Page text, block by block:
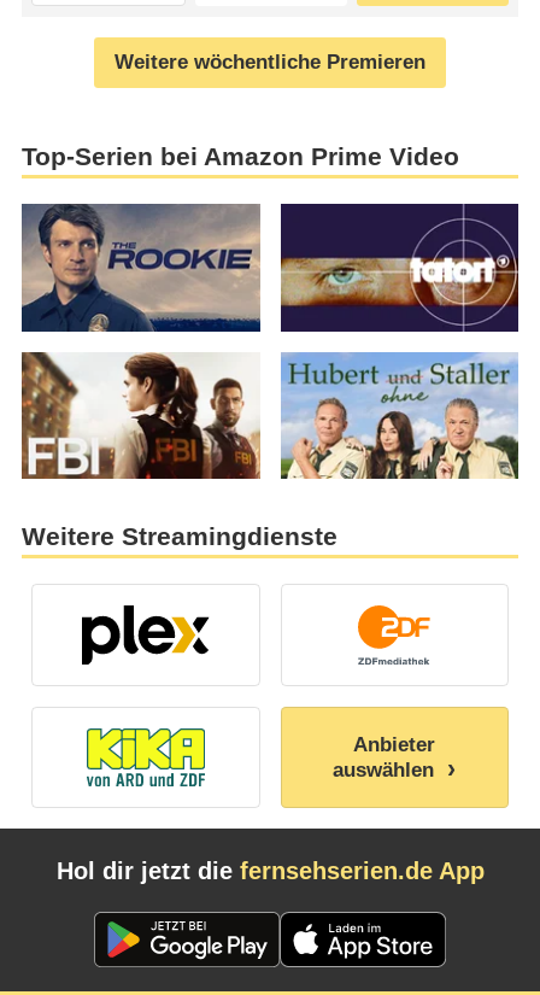
Weitere wöchentliche Premieren
Top-Serien bei Amazon Prime Video
Weitere Streamingdienste
Anbieter
auswählen
Hol dir jetzt die fernsehserien.de App